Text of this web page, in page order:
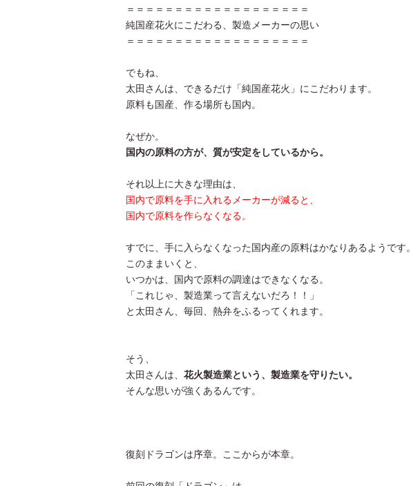
＝＝＝＝＝＝＝＝＝＝＝＝＝＝＝＝＝＝＝
純国産花火にこだわる、製造メーカーの思い
＝＝＝＝＝＝＝＝＝＝＝＝＝＝＝＝＝＝＝
でもね、
太田さんは、できるだけ「純国産花火」にこだわります。
原料も国産、作る場所も国内。
なぜか。
国内の原料の方が、質が安定をしているから。
それ以上に大きな理由は、
国内で原料を手に入れるメーカーが減ると、
国内で原料を作らなくなる。
すでに、手に入らなくなった国内産の原料はかなりあるようです。
このままいくと、
いつかは、国内で原料の調達はできなくなる。
「これじゃ、製造業って言えないだろ！！」
と太田さん、毎回、熱弁をふるってくれます。
そう、
太田さんは、 花火製造業という、製造業を守りたい。
そんな思いが強くあるんです。
復刻ドラゴンは序章。ここからが本章。